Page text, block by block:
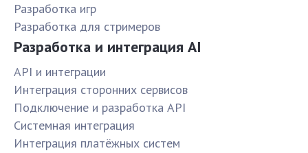
Разработка игр
Разработка для стримеров
Разработка и интеграция AI
API и интеграции
Интеграция сторонних сервисов
Подключение и разработка API
Системная интеграция
Интеграция платёжных систем